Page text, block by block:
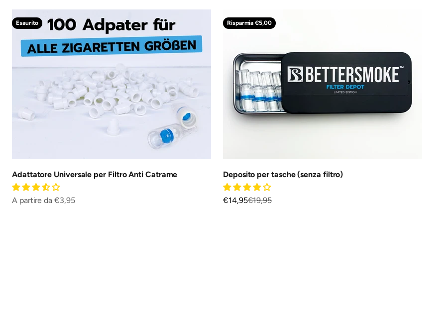
Esaurito
Adattatore Universale per Filtro Anti Catrame
Prezzo scontato
A partire da €3,95
Risparmia €5,00
Deposito per tasche (senza filtro)
Prezzo scontato
€14,95Prezzo
€19,95